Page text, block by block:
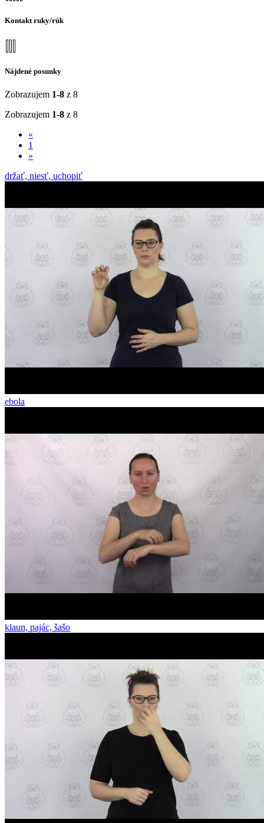
Kontakt ruky/rúk
Nájdené posunky
Zobrazujem 1-8 z 8
Zobrazujem 1-8 z 8
«
1
»
držať, niesť, uchopiť
ebola
klaun, pajác, šašo